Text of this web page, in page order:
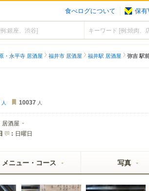
食べログについて 保有
・永平寺 居酒屋 福井市 居酒屋 福井駅 居酒屋 弥吉 駅
人 10037 人
居酒屋
： 日曜日
メニュー・コース 写真